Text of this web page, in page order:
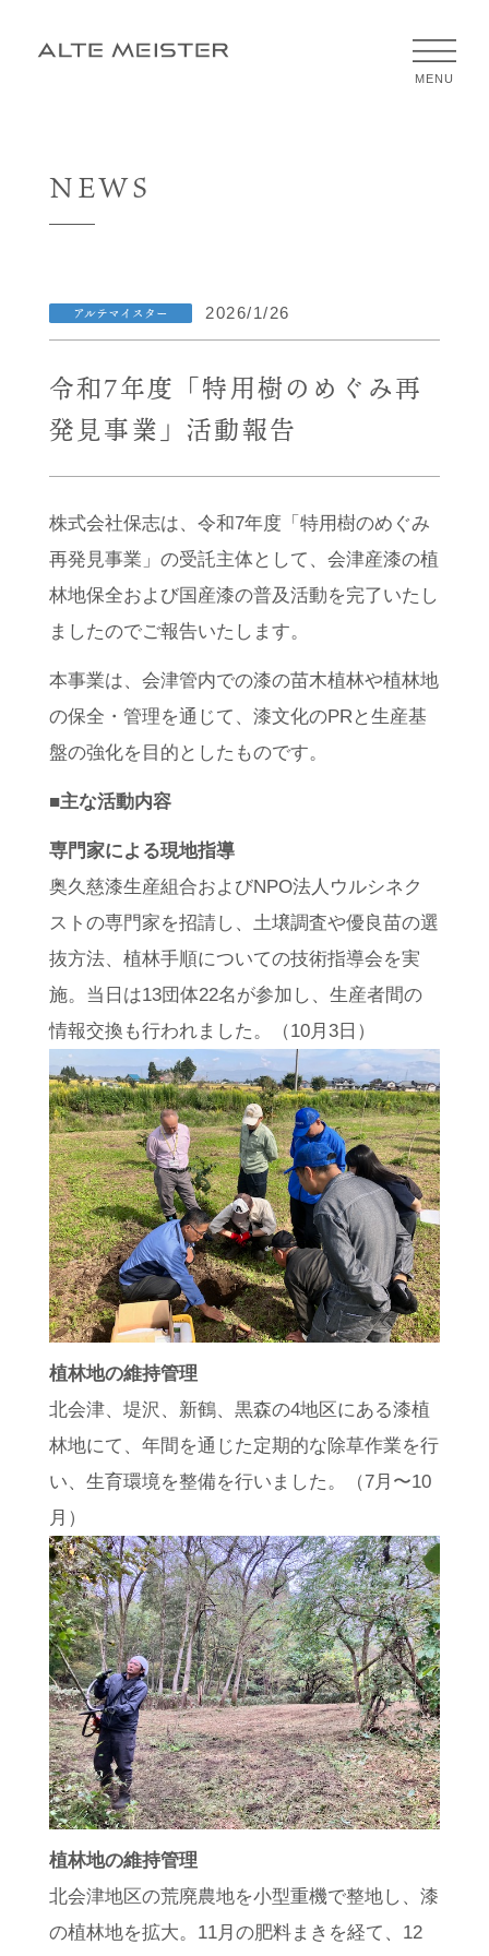
MENU
NEWS
アルテマイスター 2026/1/26
令和7年度「特用樹のめぐみ再
発見事業」活動報告
株式会社保志は、令和7年度「特用樹のめぐみ
再発見事業」の受託主体として、会津産漆の植
林地保全および国産漆の普及活動を完了いたし
ましたのでご報告いたします。
本事業は、会津管内での漆の苗木植林や植林地
の保全・管理を通じて、漆文化のPRと生産基
盤の強化を目的としたものです。
■主な活動内容
専門家による現地指導
奥久慈漆生産組合およびNPO法人ウルシネク
ストの専門家を招請し、土壌調査や優良苗の選
抜方法、植林手順についての技術指導会を実
施。当日は13団体22名が参加し、生産者間の
情報交換も行われました。（10月3日）
植林地の維持管理
北会津、堤沢、新鶴、黒森の4地区にある漆植
林地にて、年間を通じた定期的な除草作業を行
い、生育環境を整備を行いました。（7月〜10
月）
植林地の維持管理
北会津地区の荒廃農地を小型重機で整地し、漆
の植林地を拡大。11月の肥料まきを経て、12